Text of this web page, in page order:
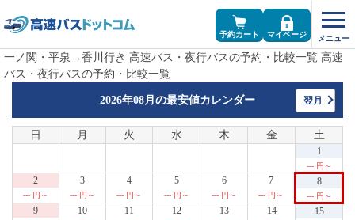
予約カート マイページ
一ノ関・平泉→香川行き 高速バス・夜行バスの予約・比較一覧 高速
バス・夜行バスの予約・比較一覧
2026年08月の最安値カレンダー 翌月
日 月 火 水 木 金 土
1
--- 円～
2
--- 円～
3
--- 円～
4
--- 円～
5
--- 円～
6
--- 円～
7
--- 円～
8
--- 円～
9 10 11 12 13 14 15